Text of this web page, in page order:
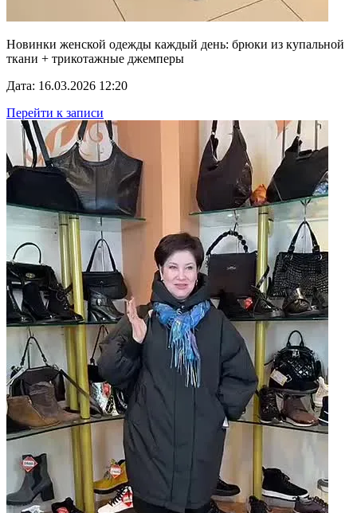
Новинки женской одежды каждый день: брюки из купальной
ткани + трикотажные джемперы
Дата: 16.03.2026 12:20
Перейти к записи